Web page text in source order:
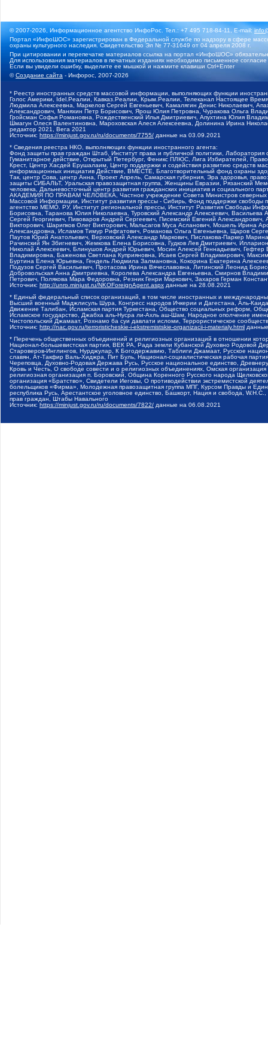
© 2007-2026, Информационное агентство ИнфоРос. Тел.: +7 495 718-84-11, E-mail:
Портал «ИнфоШОС» зарегистрирован в Федеральной службе по надзору в сфере
охраны культурного наследия. Свидетельство Эл № 77-31649 от 04 апреля 2008 г.
При цитировании и перепечатке материалов ссылка на портал «ИнфоШОС»
Для использования материалов в печатных изданиях необходимо письменное
Если вы увидели ошибку, выделите ее мышкой и нажмите клавиши Ctrl+Enter
©Создание сайта - Инфорос, 2007-2026
* Реестр иностранных средств массовой информации, выполняющих функции
Голос Америки, Idel.Реалии, Кавказ.Реалии, Крым.Реалии, Телеканал Настоящее
Людмила Алексеевна, Маркелов Сергей Евгеньевич, Камалягин Денис Николаевич,
Александрович, Маняхин Петр Борисович, Ярош Юлия Петровна, Чуракова Ольга
Гройсман Софья Романовна, Рождественский Илья Дмитриевич, Апухтина Юлия
Шмагун Олеся Валентиновна, Мароховская Алеся Алексеевна, Долинина Ирина
редактор 2021, Вега 2021
Источник: https://minjust.gov.ru/ru/documents/7755/ данные на 03.09.2021
* Сведения реестра НКО, выполняющих функции иностранного агента:
Фонд защиты прав граждан Штаб, Институт права и публичной политики,
Гуманитарное действие, Открытый Петербург, Феникс ПЛЮС, Лига Избирателей,
Крест, Центр Хасдей Ерушалаим, Центр поддержки и содействия развитию средств
информационных инициатив Действие, ВМЕСТЕ, Благотворительный фонд охраны
Так, центр Сова, центр Анна, Проект Апрель, Самарская губерния, Эра здоровья,
защиты СИБАЛЬТ, Уральская правозащитная группа, Женщины Евразии, Рязанский
человека, Дальневосточный центр развития гражданских инициатив и социального
АКАДЕМИЯ ПО ПРАВАМ ЧЕЛОВЕКА, Частное учреждение Совета Министров северных
Массовой Информации, Институт развития прессы - Сибирь, Фонд поддержки
агентство МЕМО. РУ, Институт региональной прессы, Институт Развития Свободы
Борисовна, Таранова Юлия Николаевна, Туровский Александр Алексеевич,
Сергей Георгиевич, Пивоваров Андрей Сергеевич, Писемский Евгений
Викторович, Шарипков Олег Викторович, Мальсагов Муса Асланович, Мошель Ирина
Александровна, Исламов Тимур Рифгатович, Романова Ольга Евгеньевна, Щаров
Паутов Юрий Анатольевич, Верховский Александр Маркович, Пислакова-Паркер
Рачинский Ян Збигневич, Жемкова Елена Борисовна, Гудков Лев Дмитриевич,
Николай Алексеевич, Блинушов Андрей Юрьевич, Мосин Алексей Геннадьевич,
Владимировна, Баженова Светлана Куприяновна, Исаев Сергей Владимирович,
Буртина Елена Юрьевна, Гендель Людмила Залмановна, Кокорина Екатерина
Подузов Сергей Васильевич, Протасова Ирина Вячеславовна, Литинский Леонид
Добровольская Анна Дмитриевна, Королева Александра Евгеньевна, Смирнов
Петрович, Полякова Мара Федоровна, Резник Генри Маркович, Захаров Герман
Источник: http://unro.minjust.ru/NKOForeignAgent.aspx данные на 28.08.2021
* Единый федеральный список организаций, в том числе иностранных и
Высший военный Маджлисуль Шура, Конгресс народов Ичкерии и Дагестана, Аль-
Движение Талибан, Исламская партия Туркестана, Общество социальных реформ,
Исламское государство, Джабха аль-Нусра ли-Ахль аш-Шам, Народное ополчение
Чистопольский Джамаат, Рохнамо ба суи давлати исломи, Террористическое
Источник: http://nac.gov.ru/terroristicheskie-i-ekstremistskie-organizacii-i-materialy.html
* Перечень общественных объединений и религиозных организаций в отношении
Национал-большевистская партия, ВЕК РА, Рада земли Кубанской Духовно Родовой
Староверов-Инглингов, Нурджулар, К Богодержавию, Таблиги Джамаат, Русское
славян, Ат-Такфир Валь-Хиджра, Пит Буль, Национал-социалистическая рабочая
Череповца, Духовно-Родовая Держава Русь, Русское национальное единство,
Кровь и Честь, О свободе совести и о религиозных объединениях, Омская
религиозная организация п. Боровский, Община Коренного Русского народа
организация «Братство», Свидетели Иеговы, О противодействии экстремистской
болельщиков «Фирма», Молодежная правозащитная группа МПГ, Курсом Правды и
республика Русь, Арестантское уголовное единство, Башкорт, Нация и свобода,
прав граждан, Штабы Навального
Источник: https://minjust.gov.ru/ru/documents/7822/ данные на 06.08.2021